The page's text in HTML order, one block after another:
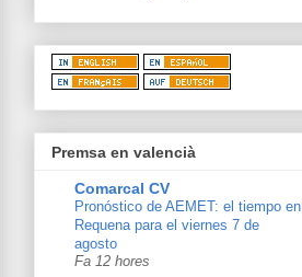
Premsa en valencià
Comarcal CV
Pronóstico de AEMET: el tiempo en
Requena para el viernes 7 de
agosto
Fa 12 hores